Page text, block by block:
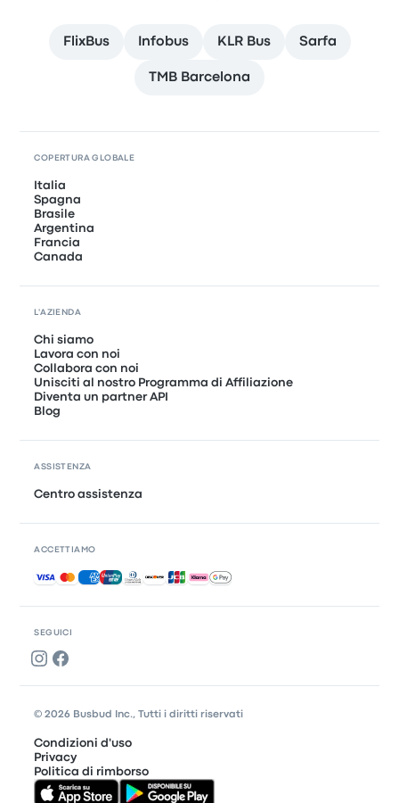
FlixBus Infobus KLR Bus Sarfa
TMB Barcelona
SEGUICI
COPERTURA GLOBALE
Italia
Spagna
Brasile
Argentina
Francia
Canada
L'AZIENDA
Chi siamo
Lavora con noi
Collabora con noi
Unisciti al nostro Programma di Affiliazione
Diventa un partner API
Blog
ASSISTENZA
Centro assistenza
ACCETTIAMO
Pagamenti accettati
© 2026 Busbud Inc., Tutti i diritti riservati
Condizioni d'uso
Privacy
Politica di rimborso